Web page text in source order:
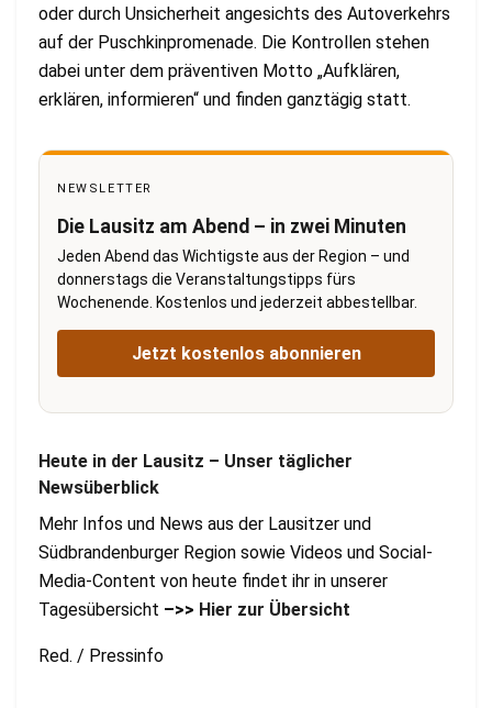
oder durch Unsicherheit angesichts des Autoverkehrs
auf der Puschkinpromenade. Die Kontrollen stehen
dabei unter dem präventiven Motto „Aufklären,
erklären, informieren“ und finden ganztägig statt.
NEWSLETTER
Die Lausitz am Abend – in zwei Minuten
Jeden Abend das Wichtigste aus der Region – und
donnerstags die Veranstaltungstipps fürs
Wochenende. Kostenlos und jederzeit abbestellbar.
Jetzt kostenlos abonnieren
Heute in der Lausitz – Unser täglicher
Newsüberblick
Mehr Infos und News aus der Lausitzer und
Südbrandenburger Region sowie Videos und Social-
Media-Content von heute findet ihr in unserer
Tagesübersicht –>> Hier zur Übersicht
Red. / Pressinfo